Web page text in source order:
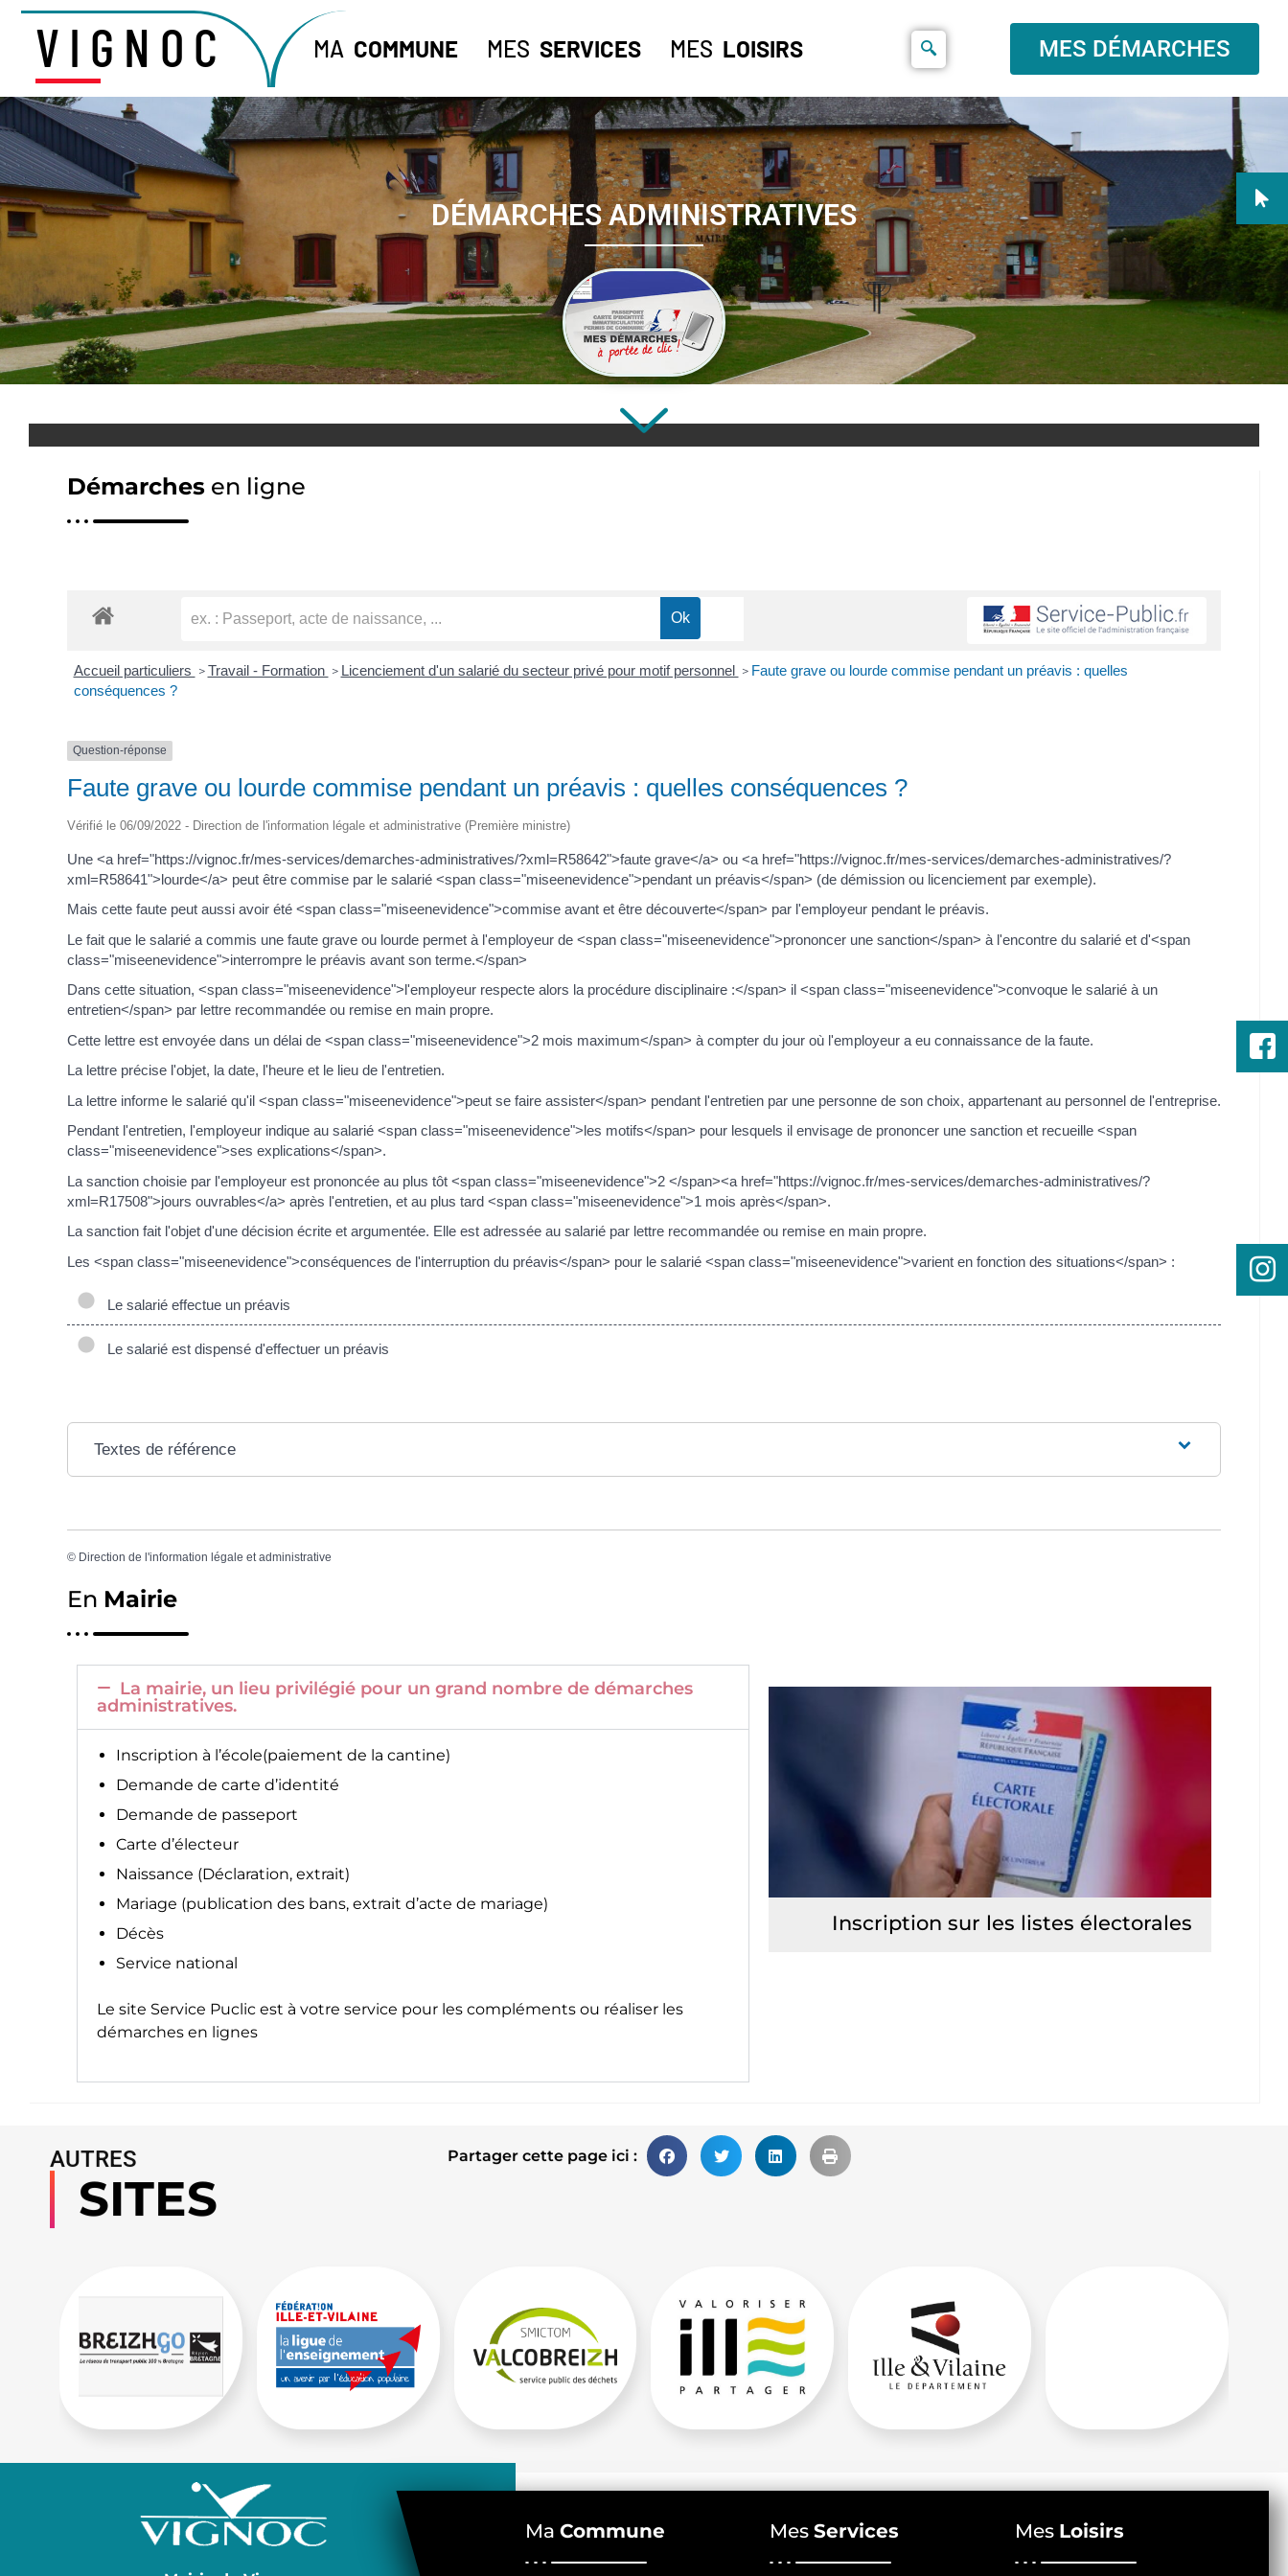
VIGNOC MA COMMUNE MES SERVICES MES LOISIRS MES DÉMARCHES
DÉMARCHES ADMINISTRATIVES
Démarches en ligne
Accueil particuliers > Travail - Formation > Licenciement d'un salarié du secteur privé pour motif personnel > Faute grave ou lourde commise pendant un préavis : quelles
conséquences ?
Question-réponse
Faute grave ou lourde commise pendant un préavis : quelles conséquences ?
Vérifié le 06/09/2022 - Direction de l'information légale et administrative (Première ministre)
Une <a href="https://vignoc.fr/mes-services/demarches-administratives/?xml=R58642">faute grave</a> ou <a href="https://vignoc.fr/mes-services/demarches-administratives/?
xml=R58641">lourde</a> peut être commise par le salarié <span class="miseenevidence">pendant un préavis</span> (de démission ou licenciement par exemple).
Mais cette faute peut aussi avoir été <span class="miseenevidence">commise avant et être découverte</span> par l'employeur pendant le préavis.
Le fait que le salarié a commis une faute grave ou lourde permet à l'employeur de <span class="miseenevidence">prononcer une sanction</span> à l'encontre du salarié et d'<span
class="miseenevidence">interrompre le préavis avant son terme.</span>
Dans cette situation, <span class="miseenevidence">l'employeur respecte alors la procédure disciplinaire :</span> il <span class="miseenevidence">convoque le salarié à un
entretien</span> par lettre recommandée ou remise en main propre.
Cette lettre est envoyée dans un délai de <span class="miseenevidence">2 mois maximum</span> à compter du jour où l'employeur a eu connaissance de la faute.
La lettre précise l'objet, la date, l'heure et le lieu de l'entretien.
La lettre informe le salarié qu'il <span class="miseenevidence">peut se faire assister</span> pendant l'entretien par une personne de son choix, appartenant au personnel de l'entreprise.
Pendant l'entretien, l'employeur indique au salarié <span class="miseenevidence">les motifs</span> pour lesquels il envisage de prononcer une sanction et recueille <span
class="miseenevidence">ses explications</span>.
La sanction choisie par l'employeur est prononcée au plus tôt <span class="miseenevidence">2 </span><a href="https://vignoc.fr/mes-services/demarches-administratives/?
xml=R17508">jours ouvrables</a> après l'entretien, et au plus tard <span class="miseenevidence">1 mois après</span>.
La sanction fait l'objet d'une décision écrite et argumentée. Elle est adressée au salarié par lettre recommandée ou remise en main propre.
Les <span class="miseenevidence">conséquences de l'interruption du préavis</span> pour le salarié <span class="miseenevidence">varient en fonction des situations</span> :
Le salarié effectue un préavis
Le salarié est dispensé d'effectuer un préavis
Textes de référence
© Direction de l'information légale et administrative
En Mairie
La mairie, un lieu privilégié pour un grand nombre de démarches
administratives.
Inscription à l’école(paiement de la cantine)
Demande de carte d’identité
Demande de passeport
Carte d’électeur
Naissance (Déclaration, extrait)
Mariage (publication des bans, extrait d’acte de mariage)
Décès
Service national
Le site Service Puclic est à votre service pour les compléments ou réaliser les
démarches en lignes
Inscription sur les listes électorales
Partager cette page ici :
AUTRES
SITES
Ma Commune MesServices Mes Loisirs